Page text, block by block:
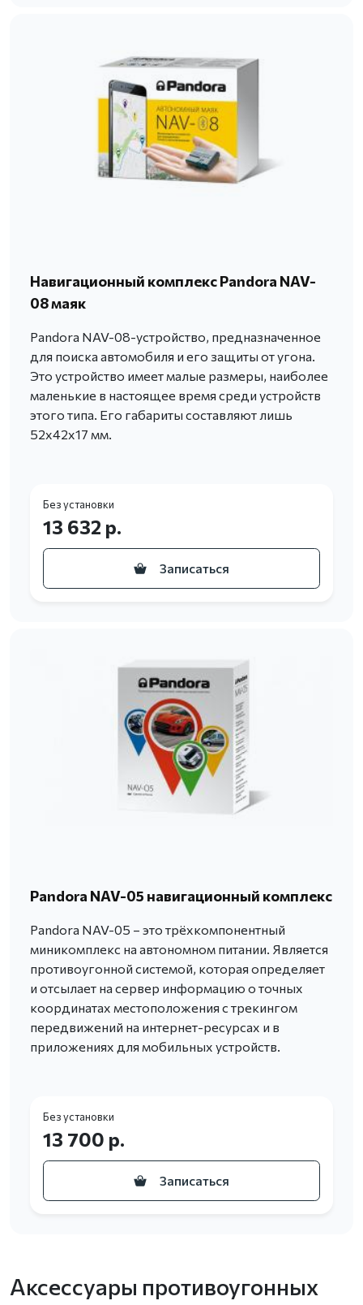
Навигационный комплекс Pandora NAV-
08 маяк
Pandora NAV-08-устройство, предназначенное
для поиска автомобиля и его защиты от угона.
Это устройство имеет малые размеры, наиболее
маленькие в настоящее время среди устройств
этого типа. Его габариты составляют лишь
52х42х17 мм.
Без установки
13 632 р.
Записаться
Pandora NAV-05 навигационный комплекс
Pandora NAV-05 – это трёхкомпонентный
миникомплекс на автономном питании. Является
противоугонной системой, которая определяет
и отсылает на сервер информацию о точных
координатах местоположения с трекингом
передвижений на интернет-ресурсах и в
приложениях для мобильных устройств.
Без установки
13 700 р.
Записаться
Аксессуары противоугонных